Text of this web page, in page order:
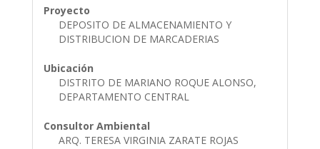
Proyecto
DEPOSITO DE ALMACENAMIENTO Y
DISTRIBUCION DE MARCADERIAS
Ubicación
DISTRITO DE MARIANO ROQUE ALONSO,
DEPARTAMENTO CENTRAL
Consultor Ambiental
ARQ. TERESA VIRGINIA ZARATE ROJAS